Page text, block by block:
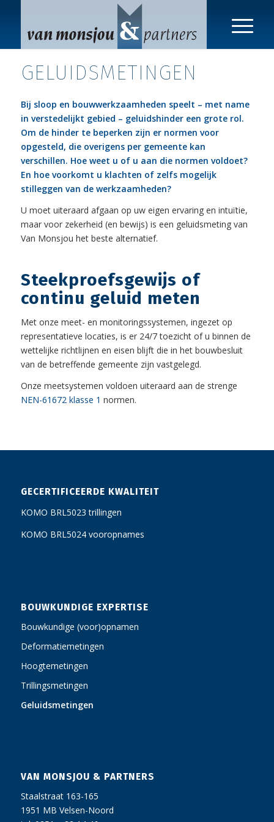
GELUIDSMETINGEN
Bij sloop en bouwwerkzaamheden speelt – met name
in verstedelijkt gebied – geluidshinder een grote rol.
Om de hinder te beperken zijn er normen voor
opgesteld, die overigens per gemeente kan
verschillen. Hoe weet u of u aan die normen voldoet?
En hoe voorkomt u klachten of zelfs mogelijk
stilleggen van de werkzaamheden?
U moet uiteraard afgaan op uw eigen ervaring en intuïtie,
maar voor zekerheid (en bewijs) is een geluidsmeting van
Van Monsjou het beste alternatief.
Steekproefsgewijs of
continu geluid meten
Met onze meet- en monitoringssystemen, ingezet op
representatieve locaties, is er 24/7 toezicht of u binnen de
wettelijke richtlijnen en eisen blijft die in het bouwbesluit
van de betreffende gemeente zijn vastgelegd.
Onze meetsystemen voldoen uiteraard aan de strenge
NEN-61672 klasse 1 normen.
GECERTIFICEERDE KWALITEIT
KOMO BRL5023 trillingen
KOMO BRL5024 vooropnames
BOUWKUNDIGE EXPERTISE
Bouwkundige (voor)opnamen
Deformatiemetingen
Hoogtemetingen
Trillingsmetingen
Geluidsmetingen
VAN MONSJOU & PARTNERS
Staalstraat 163-165
1951 MB Velsen-Noord